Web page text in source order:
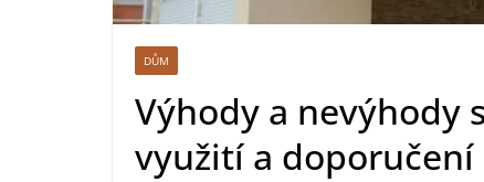
DŮM
Výhody a nevýhody
využití a doporučení